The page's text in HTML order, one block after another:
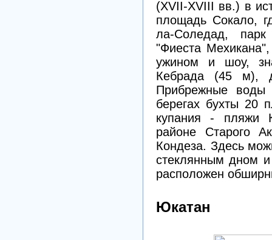
(XVII-XVIII вв.) в
площадь Сокало,
ла-Соледад,
"Фиеста
ужином и шоу,
Кебрада (45 м),
Прибрежные воды
берегах бухты 20
купания - пляжи
районе Старого
Кондеза. Здесь
стеклянным дном и
расположен
Юкатан